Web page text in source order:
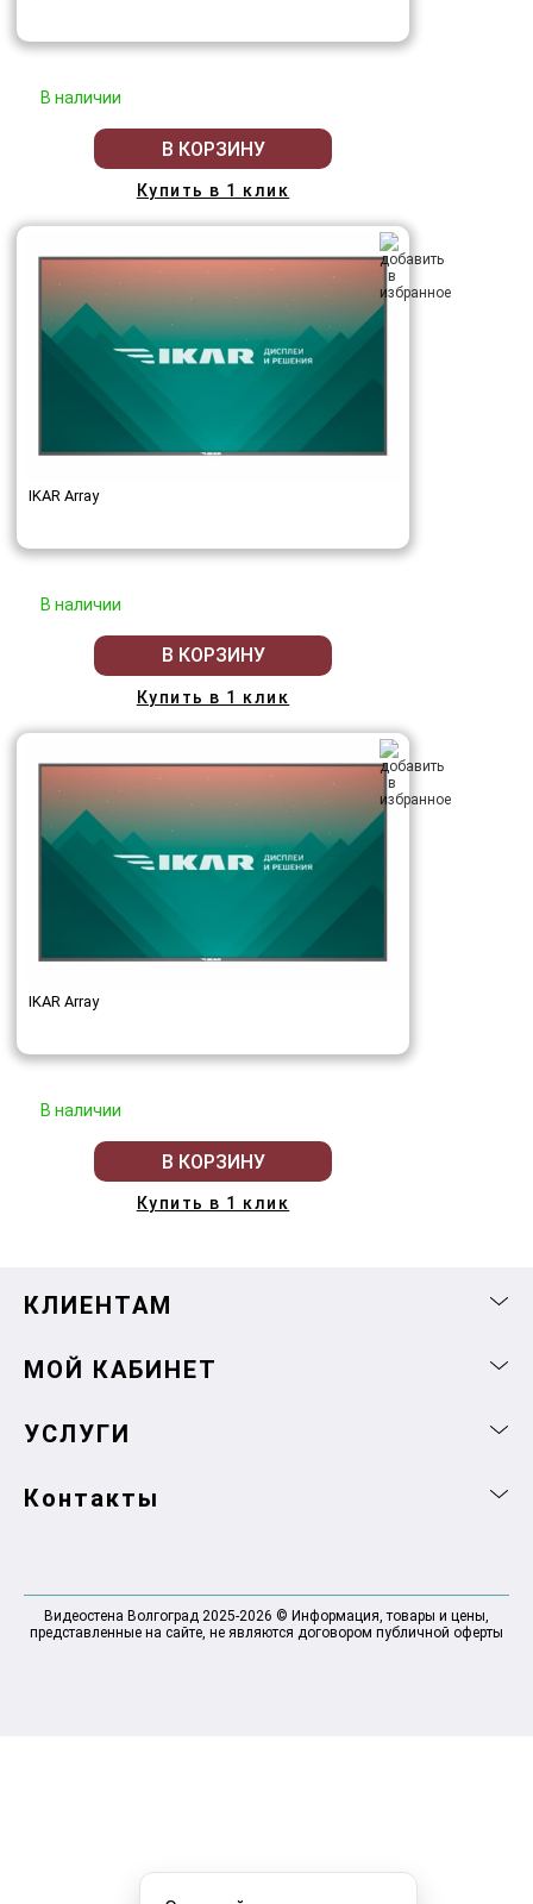
В наличии
В КОРЗИНУ
Купить в 1 клик
IKAR Array
В наличии
В КОРЗИНУ
Купить в 1 клик
IKAR Array
В наличии
В КОРЗИНУ
Купить в 1 клик
КЛИЕНТАМ
МОЙ КАБИНЕТ
УСЛУГИ
Контакты
Видеостена Волгоград 2025-2026 © Информация, товары и цены,
представленные на сайте, не являются договором публичной оферты